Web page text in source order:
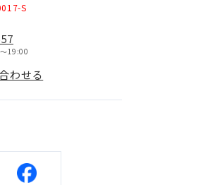
S
19:00
わせる